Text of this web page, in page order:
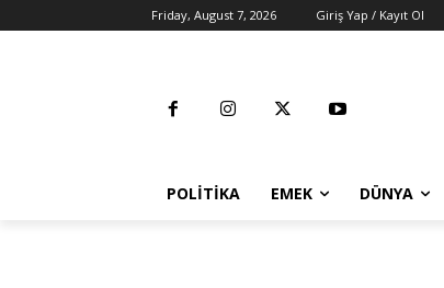
Friday, August 7, 2026 Giriş Yap / Kayıt Ol
POLITIKA EMEK DÜNYA